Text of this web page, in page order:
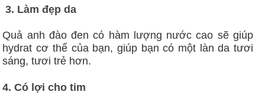
3. Làm đẹp da
Quả anh đào đen có hàm lượng nước cao sẽ giúp
hydrat cơ thể của bạn, giúp bạn có một làn da tươi
sáng, tươi trẻ hơn.
4. Có lợi cho tim